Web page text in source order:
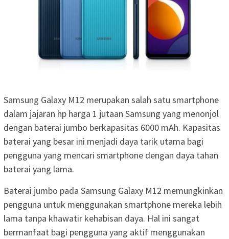
Samsung Galaxy M12 merupakan salah satu smartphone
dalam jajaran hp harga 1 jutaan Samsung yang menonjol
dengan baterai jumbo berkapasitas 6000 mAh. Kapasitas
baterai yang besar ini menjadi daya tarik utama bagi
pengguna yang mencari smartphone dengan daya tahan
baterai yang lama.
Baterai jumbo pada Samsung Galaxy M12 memungkinkan
pengguna untuk menggunakan smartphone mereka lebih
lama tanpa khawatir kehabisan daya. Hal ini sangat
bermanfaat bagi pengguna yang aktif menggunakan